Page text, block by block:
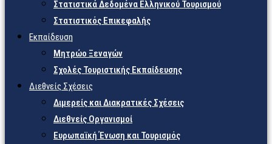
Στατιστικά Δεδομένα Ελληνικού Τουρισμού
Στατιστικός Επικεφαλής
Εκπαίδευση
Μητρώο Ξεναγών
Σχολές Τουριστικής Εκπαίδευσης
Διεθνείς Σχέσεις
Διμερείς και Διακρατικές Σχέσεις
Διεθνείς Οργανισμοί
Ευρωπαϊκή Ένωση και Τουρισμός